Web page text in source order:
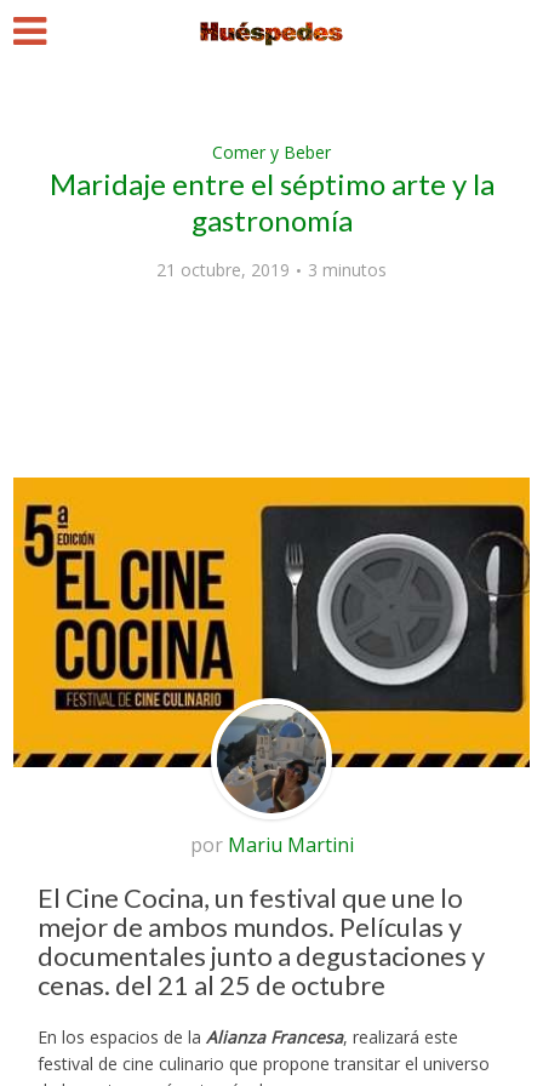
Comer y Beber
Maridaje entre el séptimo arte y la
gastronomía
21 octubre, 2019 3 minutos
por Mariu Martini
El Cine Cocina, un festival que une lo
mejor de ambos mundos. Películas y
documentales junto a degustaciones y
cenas. del 21 al 25 de octubre
En los espacios de laAlianza Francesa, realizará este
festival de cine culinario que propone transitar el universo